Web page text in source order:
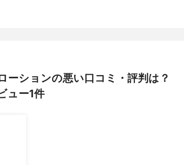
ションの悪い口コミ・評判は？
ュー1件